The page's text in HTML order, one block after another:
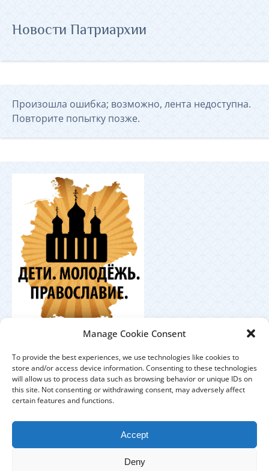
Manage Cookie Consent
To provide the best experiences, we use technologies like cookies to
store and/or access device information. Consenting to these technologies
will allow us to process data such as browsing behavior or unique IDs on
this site. Not consenting or withdrawing consent, may adversely affect
certain features and functions.
Accept
Deny
Новости Патриархии
Произошла ошибка; возможно, лента недоступна.
Повторите попытку позже.
центр по работе с православной молодёжью в
Германии